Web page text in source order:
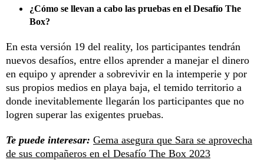
¿Cómo se llevan a cabo las pruebas en el Desafío The
Box?
En esta versión 19 del reality, los participantes tendrán
nuevos desafíos, entre ellos aprender a manejar el dinero
en equipo y aprender a sobrevivir en la intemperie y por
sus propios medios en playa baja, el temido territorio a
donde inevitablemente llegarán los participantes que no
logren superar las exigentes pruebas.
Te puede interesar: Gema asegura que Sara se aprovecha
de sus compañeros en el Desafío The Box 2023